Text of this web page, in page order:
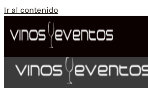
Ir al contenido